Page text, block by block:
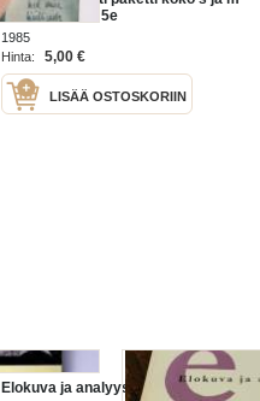
19x36no 35kg 5e
1985
Hinta:
5,00 €
LISÄÄ OSTOSKORIIN
Elokuva ja analyysi